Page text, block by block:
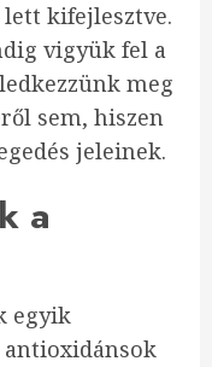
lett kifejlesztve.
vigyük fel a
meg
sem, hiszen
jeleinek.
a
egyik
antioxidánsok